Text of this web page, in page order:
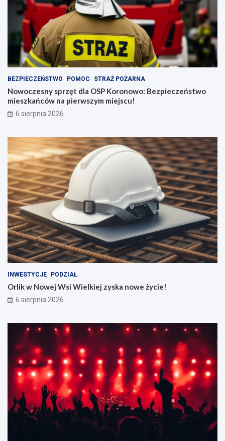
BEZPIECZEŃSTWO POMOC STRAŻ POŻARNA
Nowoczesny sprzęt dla OSP Koronowo: Bezpieczeństwo
mieszkańców na pierwszym miejscu!
6 sierpnia 2026
INWESTYCJE PODZIAŁ
Orlik w Nowej Wsi Wielkiej zyska nowe życie!
6 sierpnia 2026